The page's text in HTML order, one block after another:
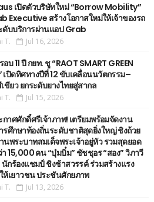
เปิดตัวบริษัทใหม่ “Borrow Mobility”
Executive สร้างโอกาสใหม่ให้เจ้าของรถ
ดับบริการผ่านแอป Grab
T. Jul 16, 2026
บ 11 ปี กยท. ชู “RAOT SMART GREEN
เปิดทิศทางปีที่ 12 ขับเคลื่อนนวัตกรรม–
ขียว ยกระดับยางไทยสู่สากล
T. Jul 15, 2026
กาศศักดิ์ศรีเจ้าภาพ! เตรียมพร้อมจัดงาน
รศึกษาท้องถิ่นระดับชาติสุดยิ่งใหญ่ ชิงถ้วย
นพระบาทสมเด็จพระเจ้าอยู่หัว รวมสุดยอด
า 15,000 คน “บุ๋มบิ๋ม” ชัชชุอร “สอง” วิภาวี
นักร้องแชมป์ ชิงช้าสวรรค์ ร่วมสร้างแรง
ห้เยาวชน ประชันศักยภาพ
T. Jul 13, 2026